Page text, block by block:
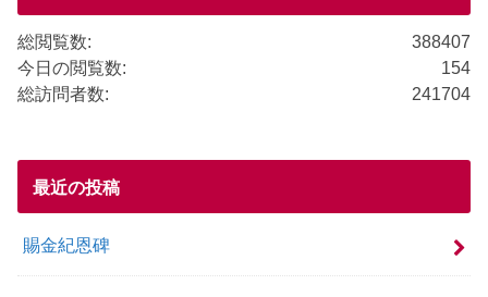
388407
総閲覧数:
154
今日の閲覧数:
241704
総訪問者数:
最近の投稿
賜金紀恩碑